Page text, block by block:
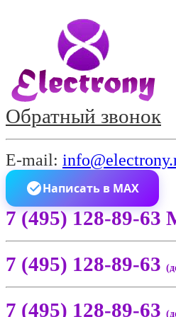
Обратный звонок
E-mail:
Написать в MAX
7 (495) 128-89-63
7 (495) 128-89-63
7 (495) 128-89-63